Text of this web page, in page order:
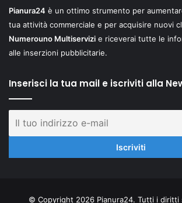
Pianura24 è un ottimo strumento per
tua attività commerciale e per acquisire nuovi
Numerouno Multiservizi e riceverai tutte le
alle inserzioni pubblicitarie.
Inserisci la tua mail e iscriviti alla
© Copyright 2026 Pianura24. Tutti i diritti